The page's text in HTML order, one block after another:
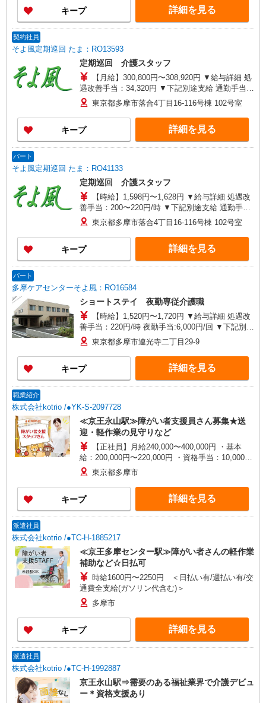
均34.1万円（最高額135万円） ※2025年6月支給実
績 ※処遇改善手当は試用期間中(3ヶ月)は支給なし
キープ 詳細を見る
契約社員
そよ風定期巡回 たま：RO13593
定期巡回 介護スタッフ
【月給】300,800円〜308,920円 ▼給与詳細 処
遇改善手当：34,320円 ▼下記別途支給 通勤手当
年末年始手当：380円/時 ※12/300時〜1/324時 昇
給年1回（4月） 寸志あり：年2回（6月・12月）
※業績による 特別報酬：平均11.6万円（最高額90
万円） ※2025年6月支給実績 ※処遇改善手当は試
用期間中(3ヶ月)は支給なし
東京都多摩市落合4丁目16-116号棟 102号室
キープ 詳細を見る
パート
そよ風定期巡回 たま：RO41133
定期巡回 介護スタッフ
【時給】1,598円〜1,628円 ▼給与詳細 処遇改
善手当：200〜220円/時 ▼下記別途支給 通勤手当
夜勤手当:6,000円/回 年末年始手当：380円/時 昇給
あり：年1回（4月） 寸志あり：年2回（6月・12
月） ※業績による ※処遇改善手当は試用期間中(3
ヶ月)は支給なし
東京都多摩市落合4丁目16-116号棟 102号室
キープ 詳細を見る
パート
多摩ケアセンターそよ風：RO16584
ショートステイ 夜勤専従介護職
【時給】1,520円〜1,720円 ▼給与詳細 処遇改
善手当：220円/時 夜勤手当:6,000円/回 ▼下記別途
支給 通勤手当 年末年始手当：380円/時 ※12/300
時〜1/324時 寸志あり：年2回（6月・12月） ※業
績による ※処遇改善手当は試用期間中(3ヶ月)は支
給なし
東京都多摩市連光寺二丁目29-9
キープ 詳細を見る
職業紹介
株式会社kotrio /●YK-S-2097728
≪京王永山駅≫障がい者支援員さん募集★送
迎・軽作業の見守りなど
【正社員】月給240,000〜400,000円 ・基本
給：200,000円〜220,000円 ・資格手当：10,000〜
30,000円 ・役職手当：10,000〜70,000円 ・処遇改
善手当：20,000〜60,000円（勤続年数、保有資格
により変動） ・固定残業手当：20,000円（10時
間） ※固定残業時間を超過する場合には超過勤務
手当として別途支給 ・夜勤手当：10,000円/1回
歓迎 ・認知症介護基礎研修 ・初任者研修 ・実務
者研修 ・介護福祉士 など
東京都多摩市
キープ 詳細を見る
派遣社員
株式会社kotrio /●TC-H-1885217
≪京王多摩センター駅≫障がい者さんの軽作業
補助など☆日払可
時給1600円〜2250円 ＜日払い有/週払い有/交
通費全支給(ガソリン代含む)＞
多摩市
キープ 詳細を見る
派遣社員
株式会社kotrio /●TC-H-1992887
京王永山駅⇒需要のある福祉業界で介護デビュ
ー＊資格支援あり